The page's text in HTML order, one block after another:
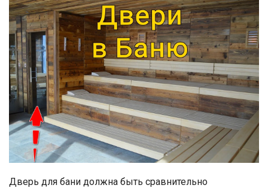
Дверь для бани должна быть сравнительно